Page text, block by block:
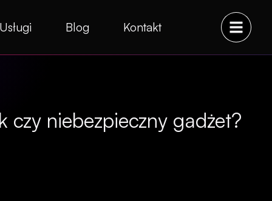
Usługi Blog Kontakt
niebezpieczny gadżet?